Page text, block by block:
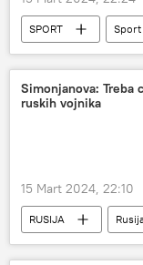
SPORT Sport
NBA
Simonjanova: Treba
ruskih vojnika
15 Mart 2024, 22:10
RUSIJA
Belgorodska oblast